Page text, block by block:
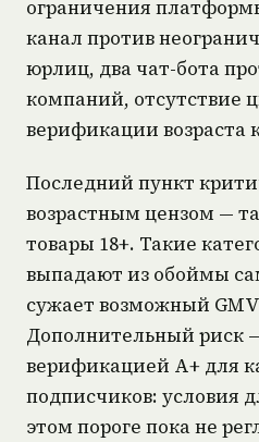
ограничения
канал против
юрлиц, два чат-бота
компаний, отсутствие
верификации возраста
Последний пункт
возрастным цензом —
товары 18+. Такие
выпадают из обоймы
сужает возможный
Дополнительный риск
верификацией А+ для
подписчиков: условия
этом пороге пока не